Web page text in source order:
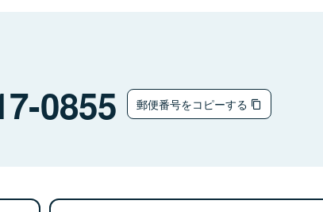
0855 郵便番号をコピーする